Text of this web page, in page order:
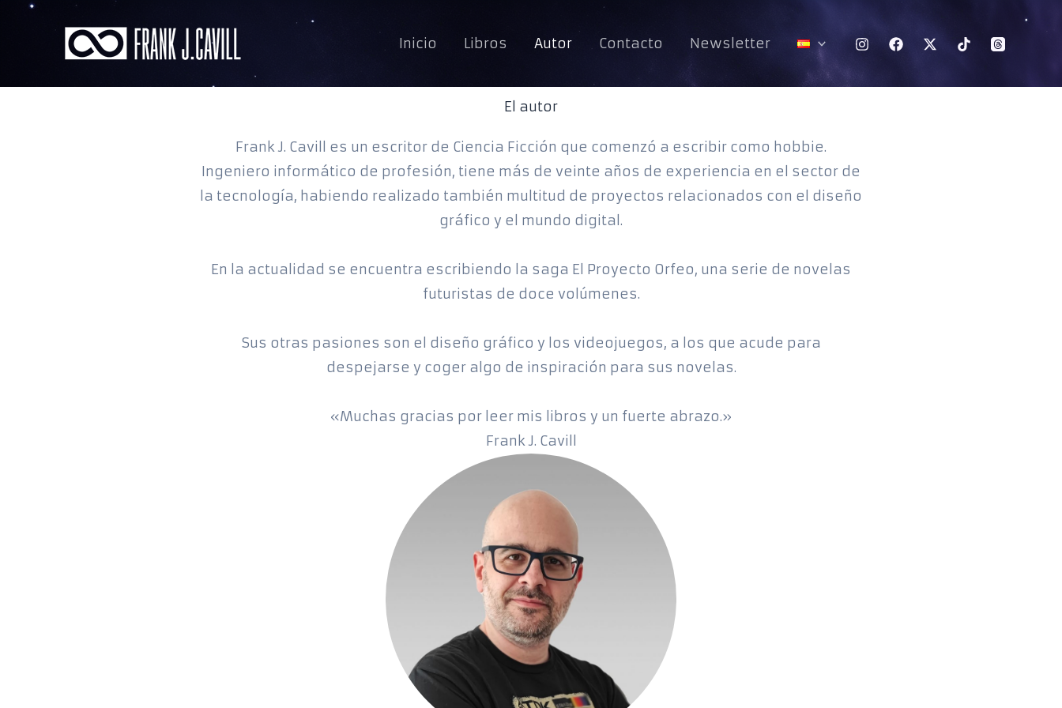
contenido
Inicio Libros Autor Contacto Newsletter
El autor
Frank J. Cavill es un escritor de Ciencia Ficción que comenzó a escribir como hobbie.
Ingeniero informático de profesión, tiene más de veinte años de experiencia en el sector de
la tecnología, habiendo realizado también multitud de proyectos relacionados con el diseño
gráfico y el mundo digital.
En la actualidad se encuentra escribiendo la saga El Proyecto Orfeo, una serie de novelas
futuristas de doce volúmenes.
Sus otras pasiones son el diseño gráfico y los videojuegos, a los que acude para
despejarse y coger algo de inspiración para sus novelas.
«Muchas gracias por leer mis libros y un fuerte abrazo.»
Frank J. Cavill